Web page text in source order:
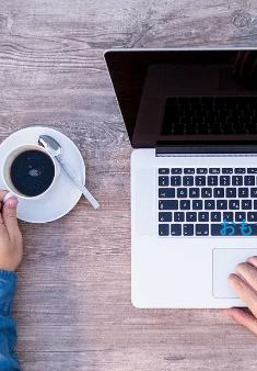
おも